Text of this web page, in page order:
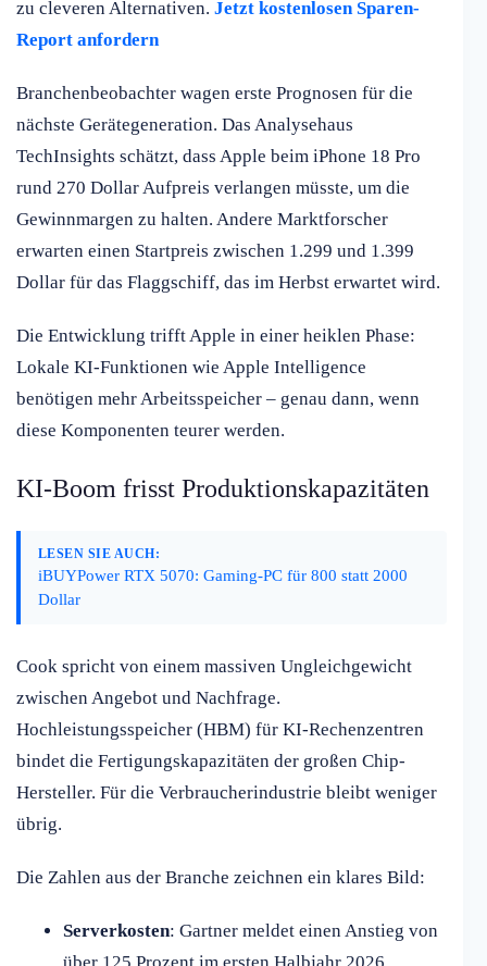
zu cleveren Alternativen. Jetzt kostenlosen Sparen-
Report anfordern
Branchenbeobachter wagen erste Prognosen für die
nächste Gerätegeneration. Das Analysehaus
TechInsights schätzt, dass Apple beim iPhone 18 Pro
rund 270 Dollar Aufpreis verlangen müsste, um die
Gewinnmargen zu halten. Andere Marktforscher
erwarten einen Startpreis zwischen 1.299 und 1.399
Dollar für das Flaggschiff, das im Herbst erwartet wird.
Die Entwicklung trifft Apple in einer heiklen Phase:
Lokale KI-Funktionen wie Apple Intelligence
benötigen mehr Arbeitsspeicher – genau dann, wenn
diese Komponenten teurer werden.
KI-Boom frisst Produktionskapazitäten
LESEN SIE AUCH:
iBUYPower RTX 5070: Gaming-PC für 800 statt 2000
Dollar
Cook spricht von einem massiven Ungleichgewicht
zwischen Angebot und Nachfrage.
Hochleistungsspeicher (HBM) für KI-Rechenzentren
bindet die Fertigungskapazitäten der großen Chip-
Hersteller. Für die Verbraucherindustrie bleibt weniger
übrig.
Die Zahlen aus der Branche zeichnen ein klares Bild:
Serverkosten: Gartner meldet einen Anstieg von